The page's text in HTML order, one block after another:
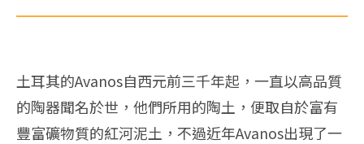
土耳其的Avanos自西元前三千年起，一直以高品質
的陶器聞名於世，他們所用的陶土，便取自於富有
豐富礦物質的紅河泥土，不過近年Avanos出現了一